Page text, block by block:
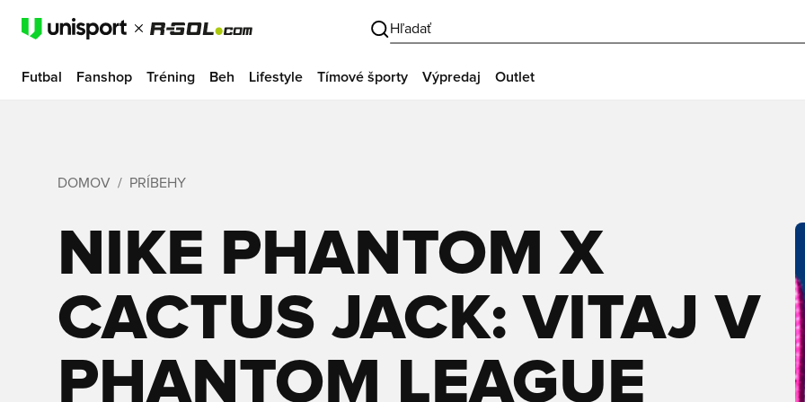
Hľadať
Futbal Fanshop Tréning Beh Lifestyle Tímové športy Výpredaj Outlet
DOMOV PRÍBEHY
NIKE PHANTOM X
CACTUS JACK: VITAJ V
PHANTOM LEAGUE